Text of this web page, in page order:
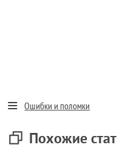
Ошибки и поломки
Похожие